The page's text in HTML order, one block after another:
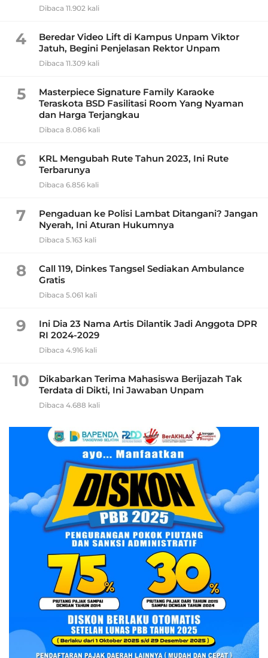
Dibaca 11.902 kali
4
Beredar Video Lift di Kampus Unpam Viktor
Jatuh, Begini Penjelasan Rektor Unpam
Dibaca 11.309 kali
5
Masterpiece Signature Family Karaoke
Teraskota BSD Fasilitasi Room Yang Nyaman
dan Harga Terjangkau
Dibaca 8.086 kali
6
KRL Mengubah Rute Tahun 2023, Ini Rute
Terbarunya
Dibaca 6.856 kali
7
Pengaduan ke Polisi Lambat Ditangani? Jangan
Nyerah, Ini Aturan Hukumnya
Dibaca 5.163 kali
8
Call 119, Dinkes Tangsel Sediakan Ambulance
Gratis
Dibaca 5.061 kali
9
Ini Dia 23 Nama Artis Dilantik Jadi Anggota DPR
RI 2024-2029
Dibaca 4.916 kali
10
Dikabarkan Terima Mahasiswa Berijazah Tak
Terdata di Dikti, Ini Jawaban Unpam
Dibaca 4.688 kali